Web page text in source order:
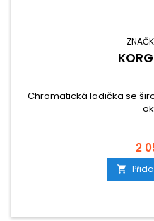
Chromatická ladička se
2
